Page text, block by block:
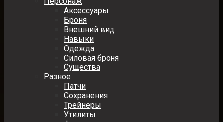
Аксессуары
Броня
Внешний вид
Навыки
Одежда
Силовая броня
Существа
Разное
Патчи
Сохранения
Трейнеры
Утилиты